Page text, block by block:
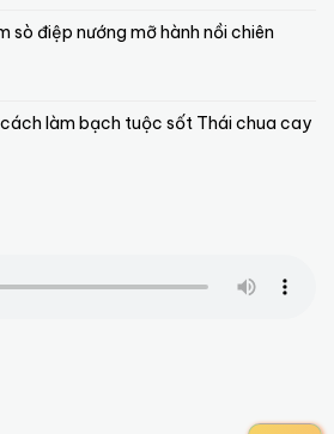
sò điệp nướng mỡ hành nồi chiên
làm bạch tuộc sốt Thái chua cay